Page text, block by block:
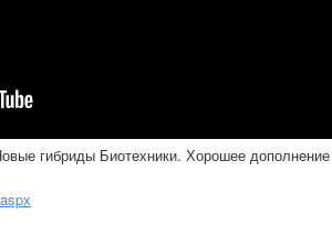
гибриды Биотехники. Хорошее